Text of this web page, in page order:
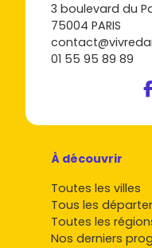
3 boulevard du
75004 PARIS
01 55 95 89 89
À découvrir
Toutes les villes
Tous les
Toutes les
Nos derniers